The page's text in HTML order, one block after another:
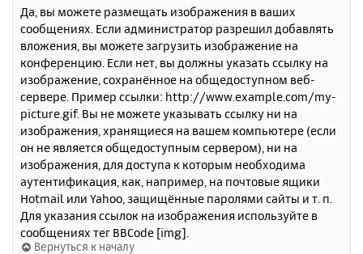
Да, вы можете размещать изображения в ваших
сообщениях. Если администратор разрешил добавлять
вложения, вы можете загрузить изображение на
конференцию. Если нет, вы должны указать ссылку на
изображение, сохранённое на общедоступном веб-
сервере. Пример ссылки: http://www.example.com/my-
picture.gif. Вы не можете указывать ссылку ни на
изображения, хранящиеся на вашем компьютере (если
он не является общедоступным сервером), ни на
изображения, для доступа к которым необходима
аутентификация, как, например, на почтовые ящики
Hotmail или Yahoo, защищённые паролями сайты и т. п.
Для указания ссылок на изображения используйте в
сообщениях тег BBCode [img].
Вернуться к началу